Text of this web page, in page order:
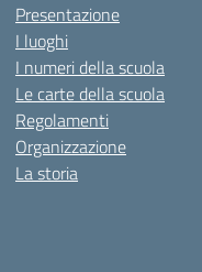
Presentazione
I luoghi
I numeri della scuola
Le carte della scuola
Regolamenti
Organizzazione
La storia